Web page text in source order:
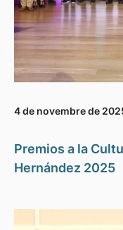
4 de novembre de
Premios a la
Hernández 2025